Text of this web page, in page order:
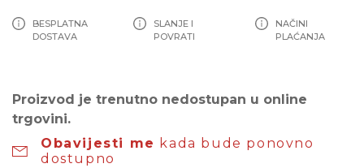
BESPLATNA
DOSTAVA
SLANJE I
POVRATI
NAČINI
PLAĆANJA
Proizvod je trenutno nedostupan u online
trgovini.
Obavijesti me kada bude ponovno
dostupno